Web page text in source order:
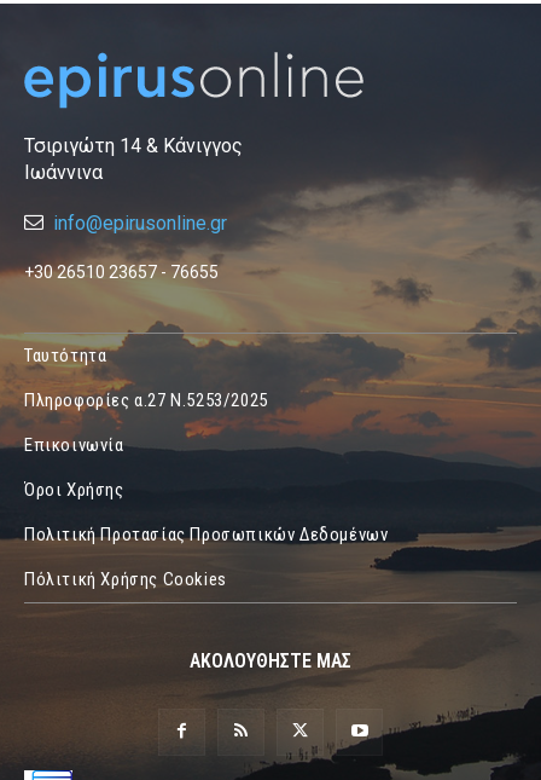
Τσιριγώτη 14 & Κάνιγγος
Ιωάννινα
info@epirusonline.gr
+30 26510 23657 - 76655
Ταυτότητα
Πληροφορίες α.27 Ν.5253/2025
Επικοινωνία
Όροι Χρήσης
Πολιτική Προτασίας Προσωπικών Δεδομένων
Πόλιτική Χρήσης Cookies
ΑΚΟΛΟΥΘΗΣΤΕ ΜΑΣ